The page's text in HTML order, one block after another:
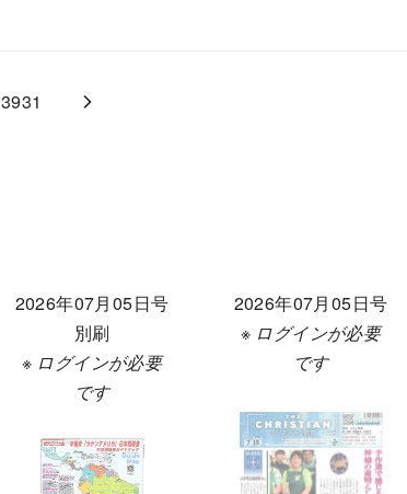
3931
2026年07月05日号
別刷
※ ログインが必要
です
2026年07月05日号
※ ログインが必要
です